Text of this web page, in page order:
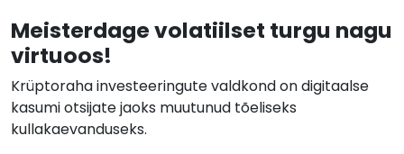
Meisterdage volatiilset turgu nagu
virtuoos!
Krüptoraha investeeringute valdkond on digitaalse
kasumi otsijate jaoks muutunud tõeliseks
kullakaevanduseks.